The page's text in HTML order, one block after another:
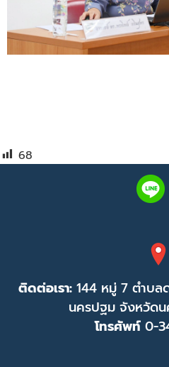
68
ติดต่อเรา: 144 หมู่ 7 ตำบล
นครปฐม จังหวัด
โทรศัพท์ 0-